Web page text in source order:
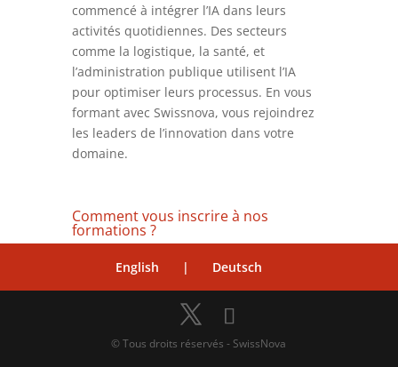
commencé à intégrer l’IA dans leurs
activités quotidiennes. Des secteurs
comme la logistique, la santé, et
l’administration publique utilisent l’IA
pour optimiser leurs processus. En vous
formant avec Swissnova, vous rejoindrez
les leaders de l’innovation dans votre
domaine.
Comment vous inscrire à nos
formations ?
formations, disponibles en présentiel à
offres et vous inscrire, rendez-vous sur
notre page dédiée :Formations en
English | Deutsch
© Tous droits réservés - SwissNova